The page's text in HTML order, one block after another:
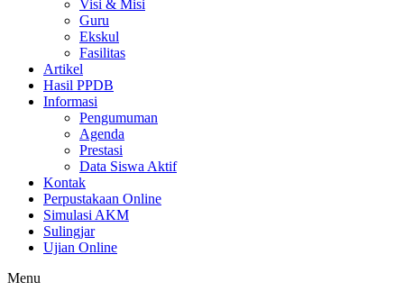
Visi & Misi
Guru
Ekskul
Fasilitas
Artikel
Hasil PPDB
Informasi
Pengumuman
Agenda
Prestasi
Data Siswa Aktif
Kontak
Perpustakaan Online
Simulasi AKM
Sulingjar
Ujian Online
Menu